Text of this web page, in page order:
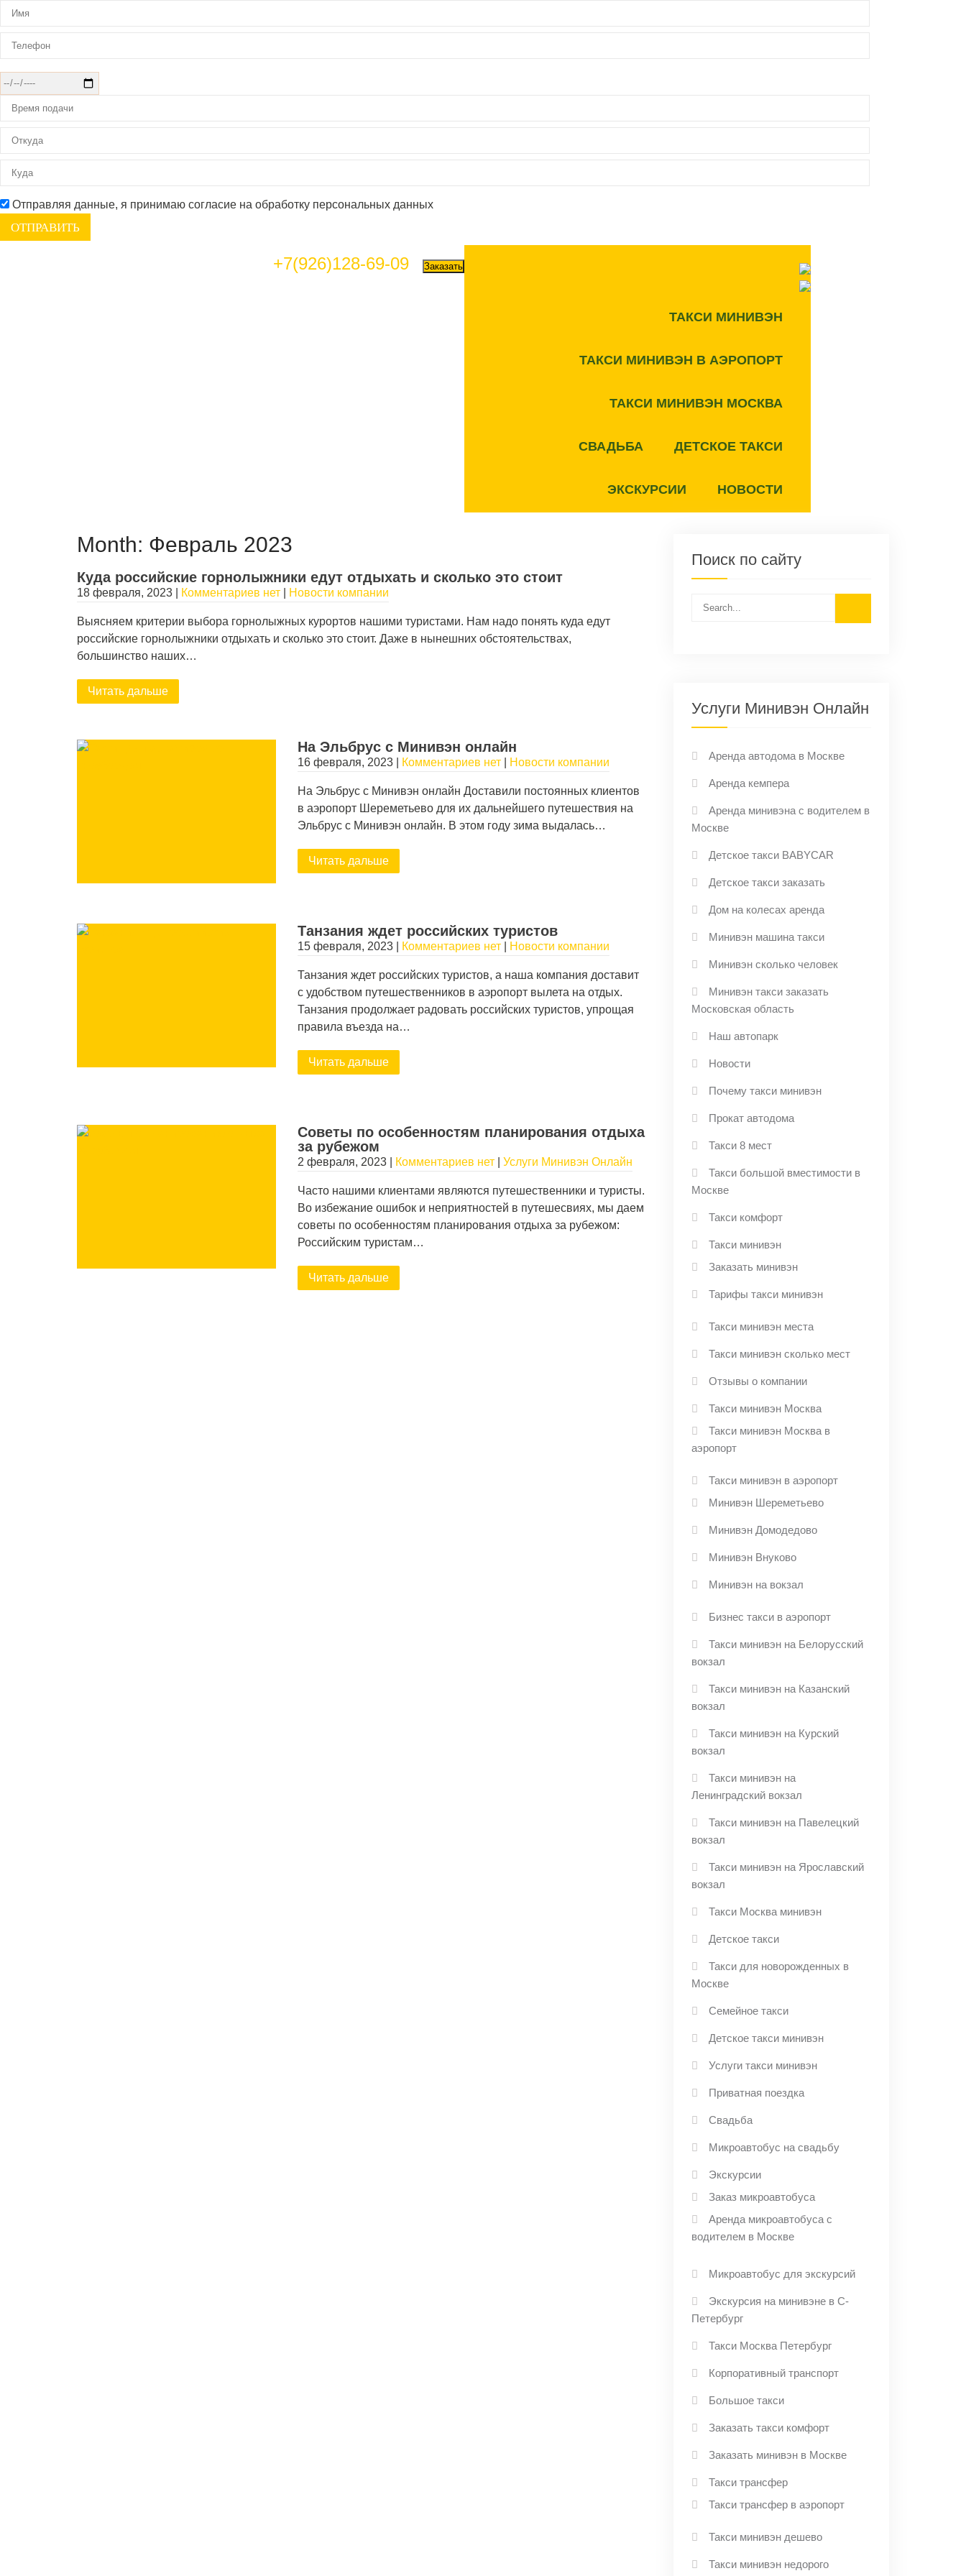
Отправляя данные, я принимаю согласие на обработку персональных данных
+7(926)128-69-09 Заказать
ТАКСИ МИНИВЭН
ТАКСИ МИНИВЭН В АЭРОПОРТ
ТАКСИ МИНИВЭН МОСКВА
СВАДЬБА ДЕТСКОЕ ТАКСИ
ЭКСКУРСИИ НОВОСТИ
Month: Февраль 2023
Куда российские горнолыжники едут отдыхать и сколько это стоит
18 февраля, 2023 Комментариев нет Новости компании
Выясняем критерии выбора горнолыжных курортов нашими туристами. Нам надо понять куда едут
российские горнолыжники отдыхать и сколько это стоит. Даже в нынешних обстоятельствах,
большинство наших…
Читать дальше
На Эльбрус с Минивэн онлайн
16 февраля, 2023| Комментариев нет| Новости компании
На Эльбрус с Минивэн онлайн Доставили постоянных клиентов
в аэропорт Шереметьево для их дальнейшего путешествия на
Эльбрус с Минивэн онлайн. В этом году зима выдалась…
Читать дальше
Танзания ждет российских туристов
15 февраля, 2023| Комментариев нет| Новости компании
Танзания ждет российских туристов, а наша компания доставит
с удобством путешественников в аэропорт вылета на отдых.
Танзания продолжает радовать российских туристов, упрощая
правила въезда на…
Читать дальше
Советы по особенностям планирования отдыха
за рубежом
2 февраля, 2023| Комментариев нет| Услуги Минивэн Онлайн
Часто нашими клиентами являются путешественники и туристы.
Во избежание ошибок и неприятностей в путешесвиях, мы даем
советы по особенностям планирования отдыха за рубежом:
Российским туристам…
Читать дальше
Поиск по сайту
Услуги Минивэн Онлайн
Аренда автодома в Москве
Аренда кемпера
Аренда минивэна с водителем в
Москве
Детское такси BABYCAR
Детское такси заказать
Дом на колесах аренда
Минивэн машина такси
Минивэн сколько человек
Минивэн такси заказать
Московская область
Наш автопарк
Новости
Почему такси минивэн
Прокат автодома
Такси 8 мест
Такси большой вместимости в
Москве
Такси комфорт
Такси минивэн
Заказать минивэн
Тарифы такси минивэн
Такси минивэн места
Такси минивэн сколько мест
Отзывы о компании
Такси минивэн Москва
Такси минивэн Москва в
аэропорт
Такси минивэн в аэропорт
Минивэн Шереметьево
Минивэн Домодедово
Минивэн Внуково
Минивэн на вокзал
Бизнес такси в аэропорт
Такси минивэн на Белорусский
вокзал
Такси минивэн на Казанский
вокзал
Такси минивэн на Курский
вокзал
Такси минивэн на
Ленинградский вокзал
Такси минивэн на Павелецкий
вокзал
Такси минивэн на Ярославский
вокзал
Такси Москва минивэн
Детское такси
Такси для новорожденных в
Москве
Семейное такси
Детское такси минивэн
Услуги такси минивэн
Приватная поездка
Свадьба
Микроавтобус на свадьбу
Экскурсии
Заказ микроавтобуса
Аренда микроавтобуса с
водителем в Москве
Микроавтобус для экскурсий
Экскурсия на минивэне в С-
Петербург
Такси Москва Петербург
Корпоративный транспорт
Большое такси
Заказать такси комфорт
Заказать минивэн в Москве
Такси трансфер
Такси трансфер в аэропорт
Такси минивэн дешево
Такси минивэн недорого